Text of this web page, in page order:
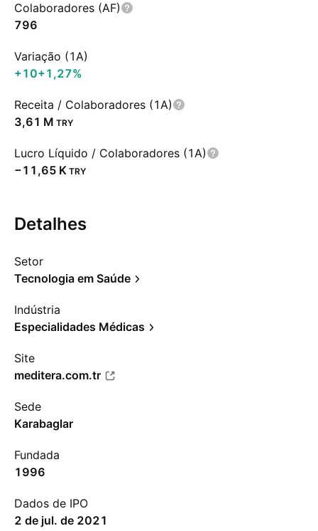
Colaboradores (AF)
796
Variação (1A)
+10+1,27%
Receita / Colaboradores (1A)
‪3,61 M‬ TRY
Lucro Líquido / Colaboradores (1A)
‪−11,65 K‬ TRY
Detalhes
Setor
Tecnologia em Saúde
Indústria
Especialidades Médicas
Site
meditera.com.tr
Sede
Karabaglar
Fundada
1996
Dados de IPO
2 de jul. de 2021